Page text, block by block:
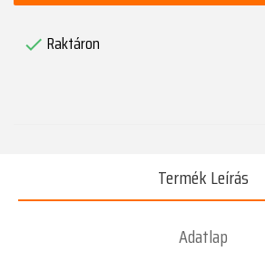
 Raktáron
Termék Leírás
Adatlap